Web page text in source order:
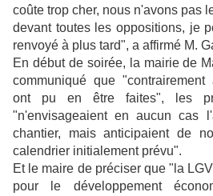
coûte trop cher, nous n'avons pas
devant toutes les oppositions, je
renvoyé à plus tard", a affirmé M.
En début de soirée, la mairie de
communiqué que
ont pu en être faites", les
"n'envisageaient en aucun cas
chantier, mais anticipaient de
calendrier initialement prévu".
Et le maire de préciser que "la
pour le développement